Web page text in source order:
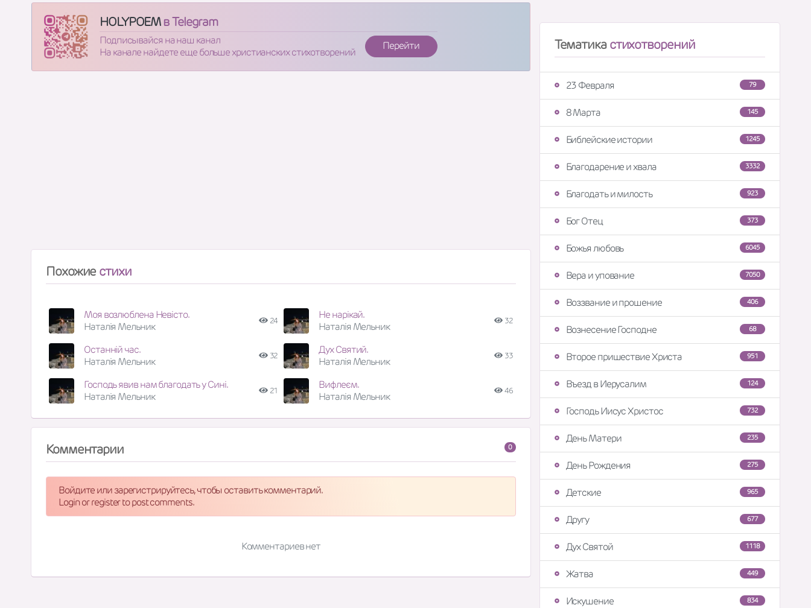
HOLYPOEMв Telegram
Подписывайся на наш канал
На канале найдете еще больше христианских стихотворений
Перейти
Похожие стихи
Моя возлюблена Невісто.
Наталія Мельник
24
Не нарікай.
Наталія Мельник
32
Останній час.
Наталія Мельник
32
Дух Святий.
Наталія Мельник
33
Господь явив нам благодать у Сині.
Наталія Мельник
21
Вифлеєм.
Наталія Мельник
46
0
Комментарии
Войдите или зарегистрируйтесь, чтобы оставить комментарий.
Login or register to post comments.
Комментариев нет
Тематикастихотворений
79
23 Февраля
145
8 Марта
1245
Библейские истории
3332
Благодарение и хвала
923
Благодать и милость
373
Бог Отец
6045
Божья любовь
7050
Вера и упование
406
Воззвание и прошение
68
Вознесение Господне
951
Второе пришествие Христа
124
Въезд в Иерусалим
732
Господь Иисус Христос
235
День Матери
275
День Рождения
965
Детские
677
Другу
1118
Дух Святой
449
Жатва
834
Искушение